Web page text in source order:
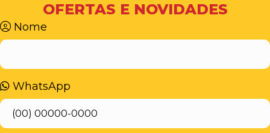
OFERTAS E NOVIDADES
Nome
WhatsApp